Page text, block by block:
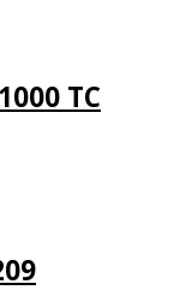
TC